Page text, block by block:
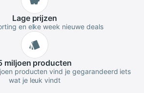
Lageprijzen
en elke week nieuwe deals
miljoen producten
producten vind je gegarandeerd iets
wat je leuk vindt